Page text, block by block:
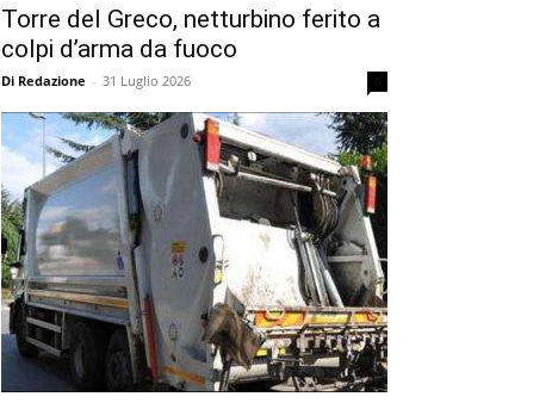
Torre del Greco, netturbino ferito a
colpi d’arma da fuoco
Di Redazione - 31 Luglio 2026